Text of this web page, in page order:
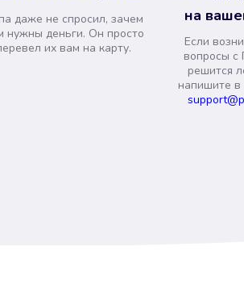
даже не спросил, зачем
нужны деньги. Он просто
их вам на карту.
на
Если
вопросы с
решится
напишите в